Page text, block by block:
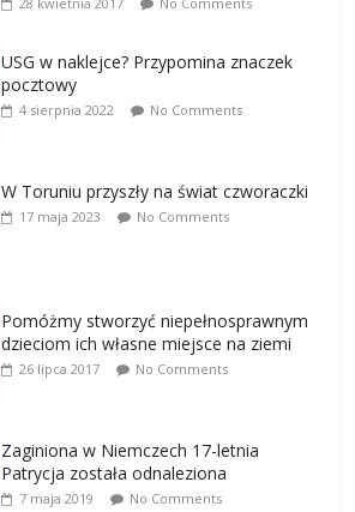
USG w naklejce? Przypomina znaczek
pocztowy
4 sierpnia 2022 No Comments
W Toruniu przyszły na świat czworaczki
17 maja 2023 No Comments
Pomóżmy stworzyć niepełnosprawnym
dzieciom ich własne miejsce na ziemi
26 lipca 2017 No Comments
Zaginiona w Niemczech 17-letnia
Patrycja została odnaleziona
7 maja 2019 No Comments